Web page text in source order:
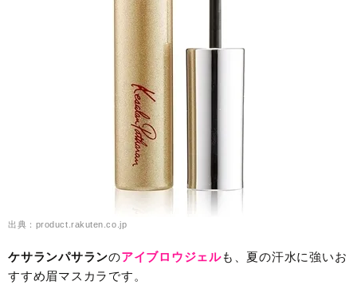
出典：product.rakuten.co.jp
ケサランパサランのアイブロウジェルも、夏の汗水に強いお
すすめ眉マスカラです。